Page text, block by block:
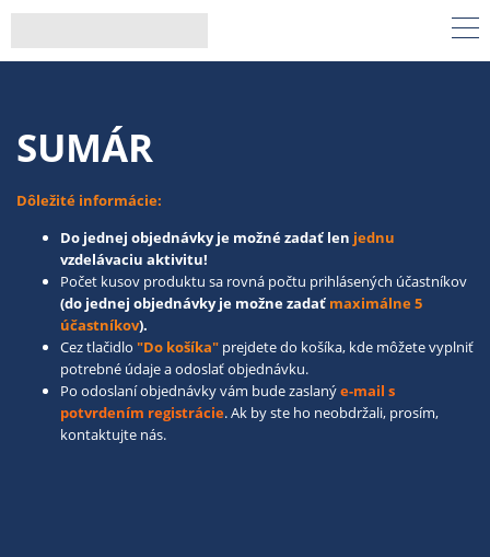
SUMÁR
Dôležité informácie:
Do jednej objednávky je možné zadať len jednu
vzdelávaciu aktivitu!
Počet kusov produktu sa rovná počtu prihlásených účastníkov
(do jednej objednávky je možne zadať maximálne 5
účastníkov).
Cez tlačidlo "Do košíka" prejdete do košíka, kde môžete vyplniť
potrebné údaje a odoslať objednávku.
Po odoslaní objednávky vám bude zaslanýe-mail s
potvrdením registrácie. Ak by ste ho neobdržali, prosím,
kontaktujte nás.